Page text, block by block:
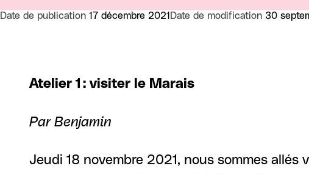
Date de publication 17 décembre 2021 Date de modification 30
Atelier 1 : visiter le Marais
Par Benjamin
Jeudi 18 novembre 2021, nous sommes